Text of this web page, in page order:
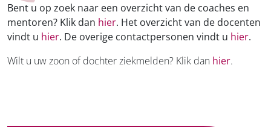
Bent u op zoek naar een overzicht van de coaches en
mentoren? Klik dan hier. Het overzicht van de docenten
vindt u hier. De overige contactpersonen vindt u hier.
Wilt u uw zoon of dochter ziekmelden? Klik dan hier.